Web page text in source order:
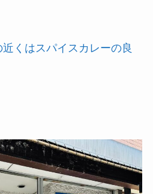
くはスパイスカレーの良